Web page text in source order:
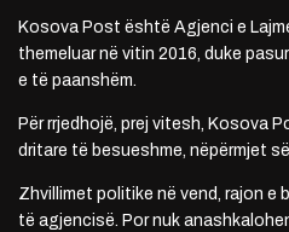
Kosova Post është Agjenci e
themeluar në vitin 2016, duke
e të paanshëm.
Për rrjedhojë, prej vitesh, Kosova
dritare të besueshme, nëpërmjet
Zhvillimet politike në vend, rajon e
të agjencisë. Por nuk